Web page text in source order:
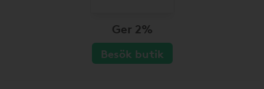
Ger 2%
Besök butik